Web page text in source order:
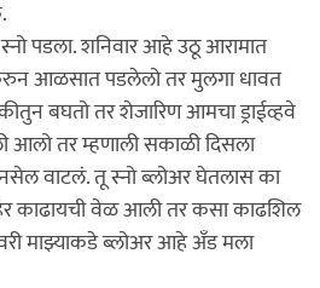
स्नो पडला. शनिवार आहे उठू आरामात
आळसात पडलेलो तर मुलगा धावत
बघतो तर शेजारिण आमचा ड्राईव्हवे
आलो तर म्हणाली सकाळी दिसला
वाटलं. तू स्नो ब्लोअर घेतलास का
काढायची वेळ आली तर कसा काढशिल
माझ्याकडे ब्लोअर आहे अँड मला